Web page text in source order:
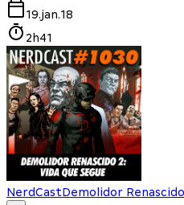
19.jan.18
2h41
NerdCastDemolidor